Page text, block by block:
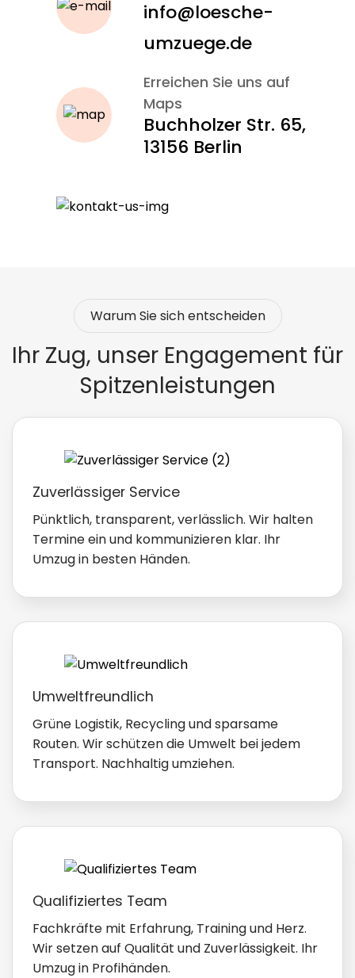
info@loesche-
umzuege.de
Erreichen Sie uns auf
Maps
Buchholzer Str. 65,
13156 Berlin
Warum Sie sich entscheiden
Ihr Zug, unser Engagement für
Spitzenleistungen
Zuverlässiger Service
Pünktlich, transparent, verlässlich. Wir halten
Termine ein und kommunizieren klar. Ihr
Umzug in besten Händen.
Umweltfreundlich
Grüne Logistik, Recycling und sparsame
Routen. Wir schützen die Umwelt bei jedem
Transport. Nachhaltig umziehen.
Qualifiziertes Team
Fachkräfte mit Erfahrung, Training und Herz.
Wir setzen auf Qualität und Zuverlässigkeit. Ihr
Umzug in Profihänden.